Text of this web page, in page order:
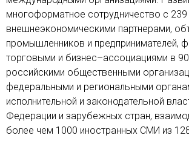
многоформатное сотрудничество с 239
внешнеэкономическими партнерами,
промышленников и предпринимателей,
торговыми и бизнес–ассоциациями в
российскими общественными
федеральными и региональными
исполнительной и законодательной
Федерации и зарубежных стран,
более чем 1000 иностранных СМИ из